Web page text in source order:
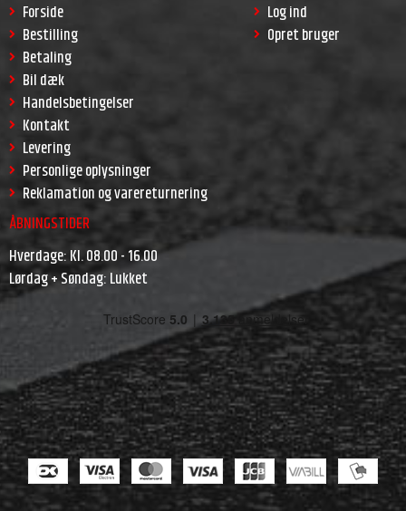
Forside
Bestilling
Betaling
Bil dæk
Handelsbetingelser
Kontakt
Levering
Personlige oplysninger
Reklamation og varereturnering
Log ind
Opret bruger
ÅBNINGSTIDER
Hverdage: Kl. 08.00 - 16.00
Lørdag + Søndag: Lukket